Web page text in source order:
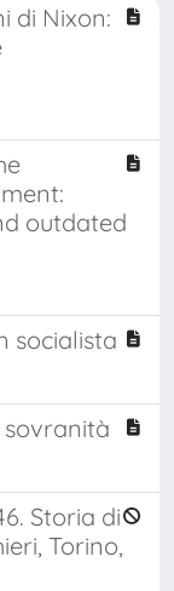
di Nixon:
outdated
socialista
sovranità
Storia di
Torino,